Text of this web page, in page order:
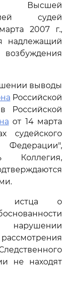
Высшей
судей
2007 г.,
надлежащий
выводы
Российской
Российской
от 14 марта
Коллегия,
истца о
не находят